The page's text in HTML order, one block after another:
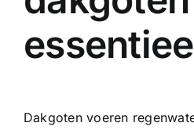
Dakgoten voeren